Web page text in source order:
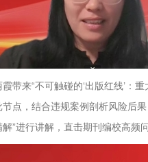
带来“不可触碰的‘出版红线’：
点，结合违规案例剖析风险后
”进行讲解，直击期刊编校高频